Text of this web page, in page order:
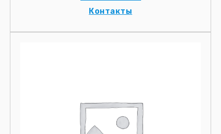
Контакты